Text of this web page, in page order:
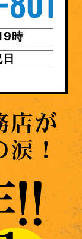
時